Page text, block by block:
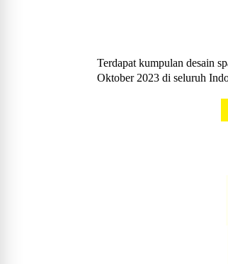
Terdapat kumpulan desain
Oktober 2023 di seluruh